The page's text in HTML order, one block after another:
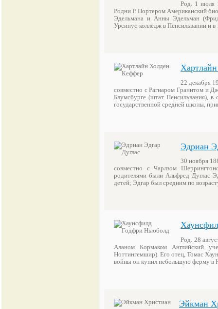
Род. 1 июля
Родни Р. Портером Американский
Эдельмана и Анны Эдельман
Урсинус-колледж в Пенсильвании и
22 декабря
совместно с Рагнаром Гранитом и
Блумсбурге (штат Пенсильвания),
государственной средней школы,
Эдриан
30 ноября
совместно с Чарлзом
родителями были Альфред Дуглас
детей; Эдгар был средним по
Род. 28
Аланом Кормаком Английский
Ноттингемшир). Его отец, Томас
войны он купил небольшую ферму в
Эйкман